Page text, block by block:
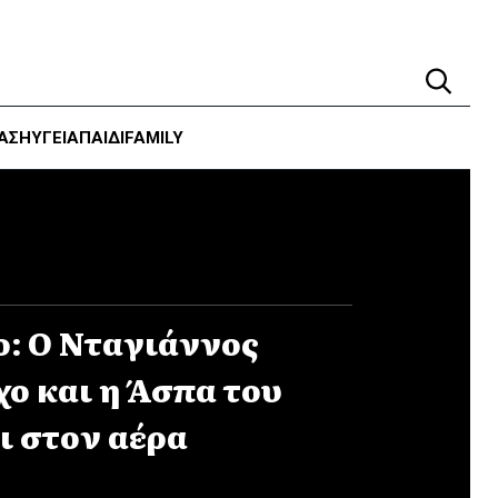
ΥΓΕΊΑΠΑΙΔΙFAMILY
Ο Νταγιάννος
και η Άσπα του
στον αέρα